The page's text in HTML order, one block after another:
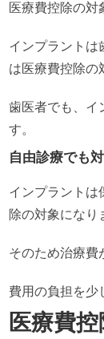
医療費控除の対
インプラントは
は医療費控除の
歯医者でも、イ
す。
自由診療でも
インプラントは
除の対象になり
そのため治療費
費用の負担を少
医療費